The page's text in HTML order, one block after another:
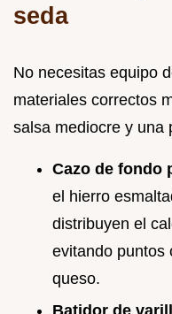
seda
No necesitas equipo
materiales correctos
salsa mediocre y una
Cazo de fondo
el hierro
distribuyen el
evitando puntos
queso.